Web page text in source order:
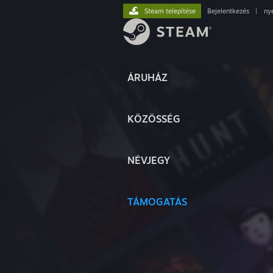
ÁRUHÁZ
KÖZÖSSÉG
NÉVJEGY
TÁMOGATÁS
Steam telepítése Bejelentkezés